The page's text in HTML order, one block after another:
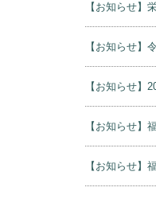
【お知らせ】
【お知らせ】
【お知らせ】
【お知らせ】
【お知らせ】